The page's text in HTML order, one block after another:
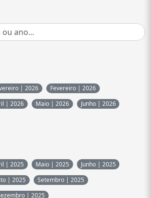
| 2026
Fevereiro | 2026
| 2026 Maio | 2026
Junho | 2026
| 2025 Maio | 2025
Junho | 2025
| 2025
Setembro | 2025
| 2025